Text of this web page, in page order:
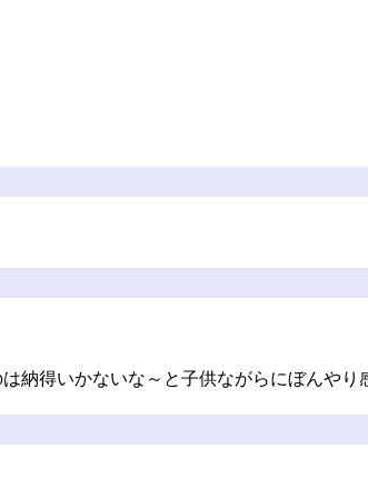
納得いかないな～と子供ながらにぼんやり